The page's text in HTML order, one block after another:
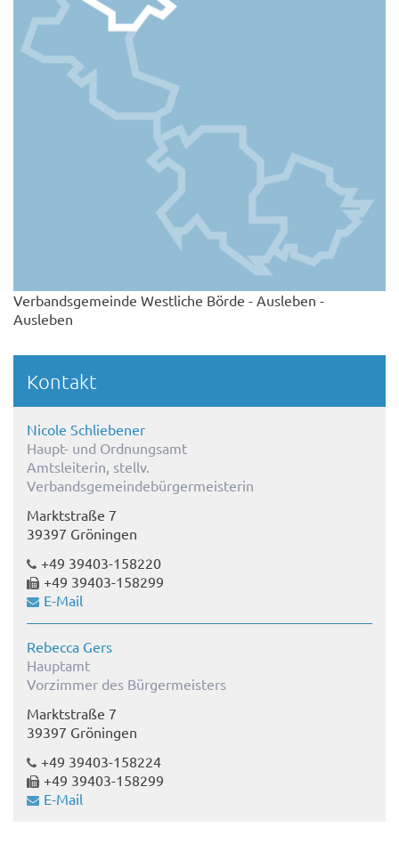
Verbandsgemeinde Westliche Börde - Ausleben -
Ausleben
Kontakt
Nicole Schliebener
Haupt- und Ordnungsamt
Amtsleiterin, stellv.
Verbandsgemeindebürgermeisterin
Marktstraße 7
39397 Gröningen
+49 39403-158220
+49 39403-158299
E-Mail
Rebecca Gers
Hauptamt
Vorzimmer des Bürgermeisters
Marktstraße 7
39397 Gröningen
+49 39403-158224
+49 39403-158299
E-Mail